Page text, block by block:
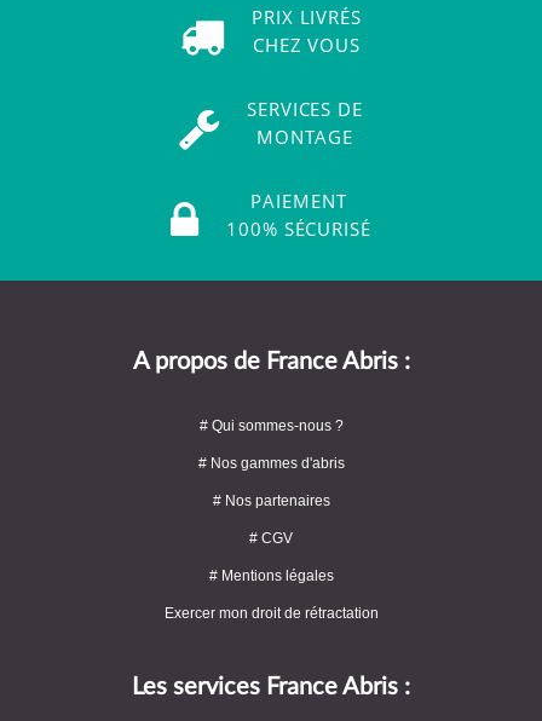
PRIX LIVRÉS
CHEZ VOUS
SERVICES DE
MONTAGE
PAIEMENT
100% SÉCURISÉ
A propos de France Abris :
# Qui sommes-nous ?
# Nos gammes d'abris
# Nos partenaires
# CGV
# Mentions légales
Exercer mon droit de rétractation
Les services France Abris :